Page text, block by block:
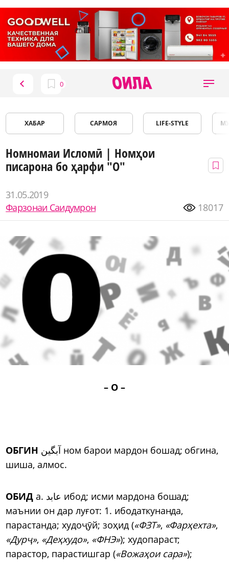
ХАБАР САРМОЯ LIFE-STYLE
Номномаи Исломӣ | Номҳои
писарона бо ҳарфи "О"
31.05.2019
Фарзонаи Саидумрон
18017
– О –
ОБГИН
шиша, алмос.
ОБИД а. عابد ибод; исми мардона бошад;
маънии он дар луғот: 1. ибодаткунанда,
парастанда; худоҷӯй; зоҳид («ФЗТ», «Фарҳехта»,
«Дурҷ», «Деҳхудо», «ФНЭ»); худопараст;
парастор, парастишгар («Вожаҳои сара»);